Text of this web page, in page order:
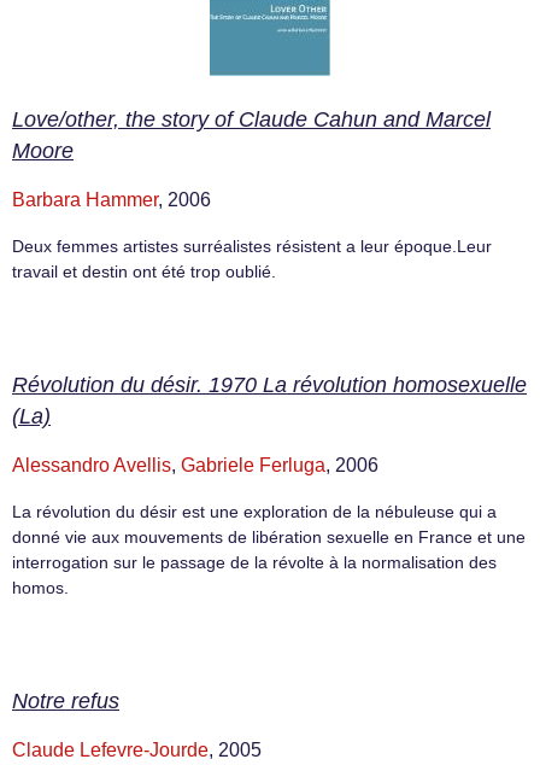
Love/other, the story of Claude Cahun and Marcel
Moore
Barbara Hammer, 2006
Deux femmes artistes surréalistes résistent a leur époque.Leur
travail et destin ont été trop oublié.
Révolution du désir. 1970 La révolution homosexuelle
(La)
Alessandro Avellis, Gabriele Ferluga, 2006
La révolution du désir est une exploration de la nébuleuse qui a
donné vie aux mouvements de libération sexuelle en France et une
interrogation sur le passage de la révolte à la normalisation des
homos.
Notre refus
Claude Lefevre-Jourde, 2005